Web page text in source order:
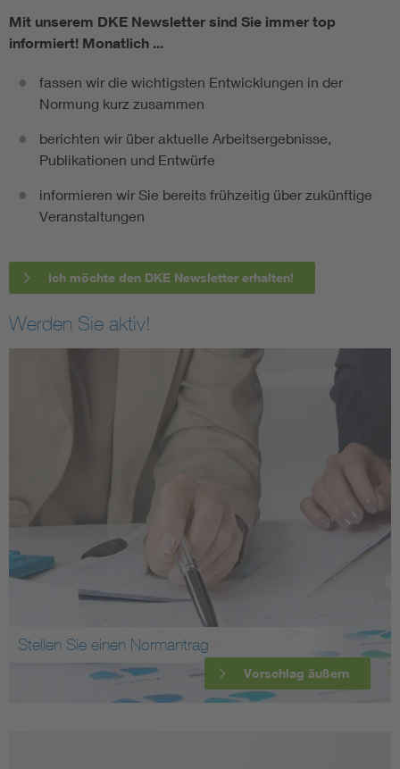
Mit unserem DKE Newsletter sind Sie immer top
informiert! Monatlich ...
fassen wir die wichtigsten Entwicklungen in der
Normung kurz zusammen
berichten wir über aktuelle Arbeitsergebnisse,
Publikationen und Entwürfe
informieren wir Sie bereits frühzeitig über zukünftige
Veranstaltungen
Ich möchte den DKE Newsletter erhalten!
Werden Sie aktiv!
Stellen Sie einen Normantrag
Vorschlag äußern